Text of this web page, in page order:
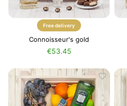
Free delivery
Connoisseur's gold
€53.45